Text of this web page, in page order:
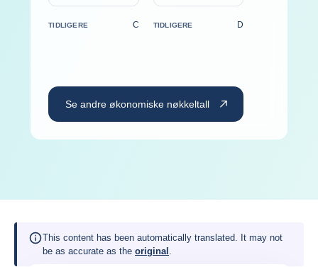
TIDLIGERE C TIDLIGERE D
Se andre økonomiske nøkkeltall
This content has been automatically translated. It may not
be as accurate as the original .